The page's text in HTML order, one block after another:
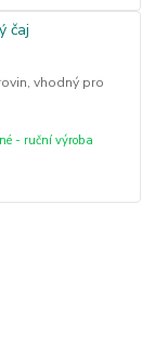
vhodný pro
- ruční výroba